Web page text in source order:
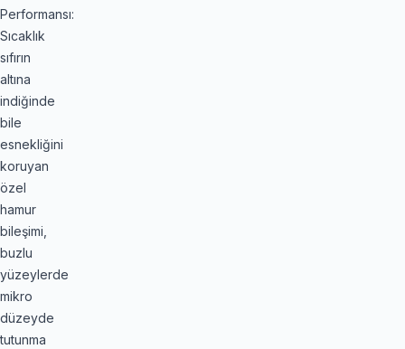
Performansı:
Sıcaklık
sıfırın
altına
indiğinde
bile
esnekliğini
koruyan
özel
hamur
bileşimi,
buzlu
yüzeylerde
mikro
düzeyde
tutunma